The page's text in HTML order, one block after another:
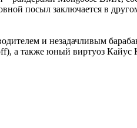
посыл заключается в
и незадачливым
а также юный виртуоз Кайус